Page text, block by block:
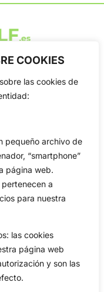
COOKIES
las cookies de
pequeño archivo de
“smartphone”
página web.
a
para nuestra
las cookies
página web
y son las
del golf
vídeos, noticias,
DP World Tour, LPGA
Cup